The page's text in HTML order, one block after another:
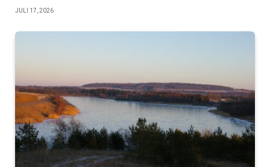
JULI 17, 2026